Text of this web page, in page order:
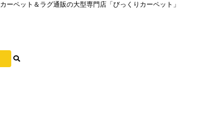
カーペット＆ラグ通販の大型専門店「びっくりカーペット」